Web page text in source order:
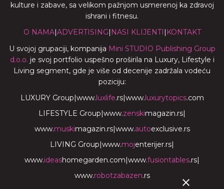
kulture i zabave, sa velikom pažnjom usmerenoj ka zdravoj
ishrani i fitnesu.
O NAMA|ADVERTISING| NASI KLIJENTI | KONTAKT
U svojoj grupaciji, kompanija Mini STUDIO Publishing Group
d.o.o. je svoj portfolio uspešno proširila na Luxury, Lifestyle i
Living segment, gde je više od decenije zadržala vodeću
poziciju:
LUXURY Group|www.luxlife.rs|www.luxurytopics.com
LIFESTYLE Group|www.zenskimagazin.rs|
www.muskimagazin.rs|www.autoexclusive.rs
LIVING Group|www.mojenterijer.rs|
www.ideashomegarden.com|www.fusiontables.rs|
www.robotzabazen.rs